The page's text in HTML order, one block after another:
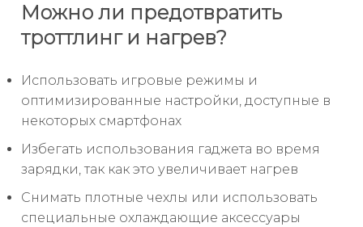
Можно ли предотвратить
троттлинг и нагрев?
Использовать игровые режимы и
оптимизированные настройки, доступные в
некоторых смартфонах
Избегать использования гаджета во время
зарядки, так как это увеличивает нагрев
Снимать плотные чехлы или использовать
специальные охлаждающие аксессуары